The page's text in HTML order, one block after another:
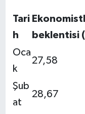
Tari
h
beklentisi
Oca
k
27,58
Şub
at
28,67